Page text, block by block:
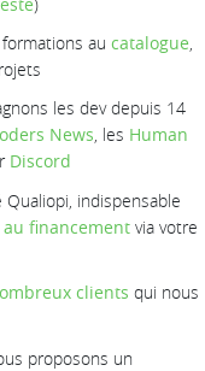
au catalogue,
les dev depuis 14
News, les Human
Discord
indispensable
financement via votre
clients qui nous
proposons un